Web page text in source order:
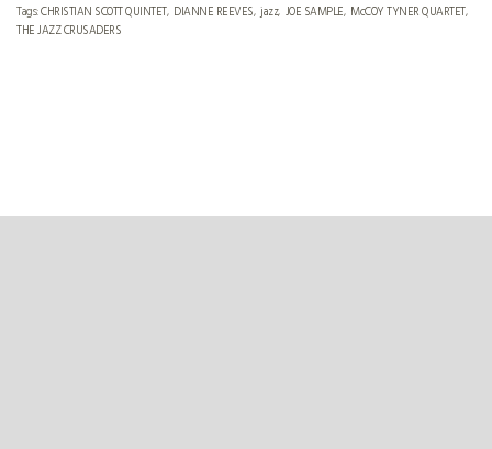
Tags:CHRISTIAN SCOTT QUINTET DIANNE REEVES jazz JOE SAMPLE McCOY TYNER QUARTET
THE JAZZ CRUSADERS